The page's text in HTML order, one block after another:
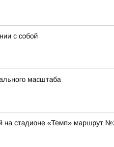
с собой
масштаба
на стадионе «Темп» маршрут